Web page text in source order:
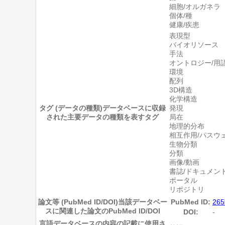
細胞/オルガネラ
個体/種
健康/疾患
タグ (データの種類)データベースに収録
された主要データの種類を表すタグ
表現型
バイオリソース
手法
オントロジー/用
環境
配列
3D構造
化学構造
発現
局在
地理的分布
相互作用/パスウ
生物分類
分類
画像/動画
書誌/ドキュメン
ポータル
リポジトリ
論文等 (PubMed ID/DOI)当該データベー
スに関連した論文のPubMed ID/DOI
PubMed ID:
DOI:
-
言語データベースの内容の記載に使用さ